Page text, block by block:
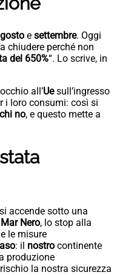
e settembre. Oggi
chiudere perché non
del 650%“. Lo scrive, in
all’Uesull’ingresso
i loro consumi: così si
no, e questo mette a
accende sotto una
Mar Nero, lo stop alla
le misure
: il nostro continente
produzione
la nostra sicurezza